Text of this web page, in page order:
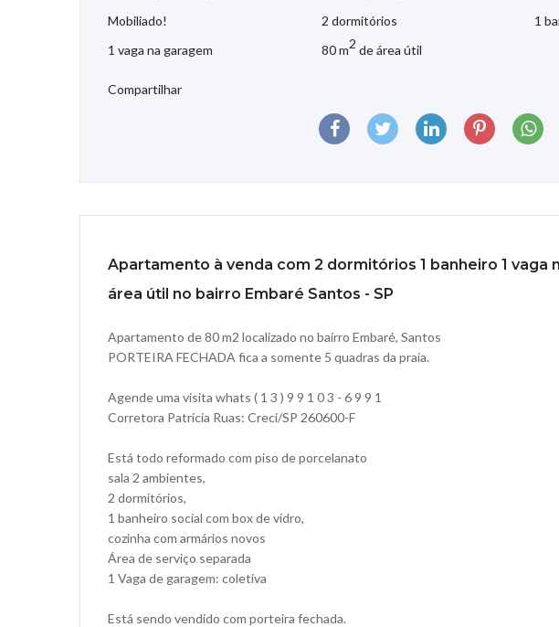
Mobiliado!
2 dormitórios
1
1 vaga na garagem
80 m2 de área útil
Compartilhar
Apartamento à venda com 2 dormitórios 1 banheiro 1 vaga
área útil no bairro Embaré Santos - SP
Apartamento de 80 m2 localizado no bairro Embaré, Santos
PORTEIRA FECHADA fica a somente 5 quadras da praia.
Agende uma visita whats ( 1 3 ) 9 9 1 0 3 - 6 9 9 1
Corretora Patricia Ruas: Creci/SP 260600-F
Está todo reformado com piso de porcelanato
sala 2 ambientes,
2 dormitórios,
1 banheiro social com box de vidro,
cozinha com armários novos
Área de serviço separada
1 Vaga de garagem: coletiva
Está sendo vendido com porteira fechada.